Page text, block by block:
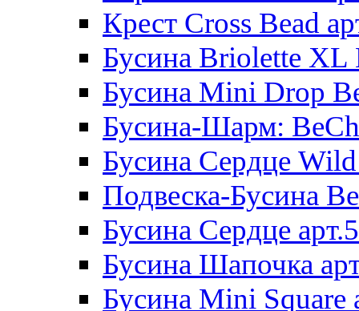
Крест Cross Bead
Бусина Briolette XL
Бусина Mini Drop
Бусина-Шарм:
Бусина Сердце
Подвеска-Бусина
Бусина Сердце
Бусина Шапочка
Бусина Mini Square